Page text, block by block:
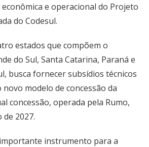
e operacional do Projeto
do Codesul.
estados que compõem o
do Sul, Santa Catarina, Paraná e
busca fornecer subsídios técnicos
modelo de concessão da
concessão, operada pela Rumo,
2027.
instrumento para a